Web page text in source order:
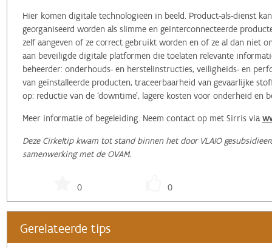
Hier komen digitale technologieën in beeld. Product-als-dienst
georganiseerd worden als slimme en geïnterconnecteerde
zelf aangeven of ze correct gebruikt worden en of ze al dan niet
aan beveiligde digitale platformen die toelaten relevante
beheerder: onderhouds- en herstelinstructies, veiligheids- en
van geïnstalleerde producten, traceerbaarheid van gevaarlijke
op: reductie van de ‘downtime’, lagere kosten voor onderheid en
Meer informatie of begeleiding. Neem contact op met Sirris via
Deze Cirkeltip kwam tot stand binnen het door VLAIO
samenwerking met de OVAM.
0 0
Gerelateerde tips